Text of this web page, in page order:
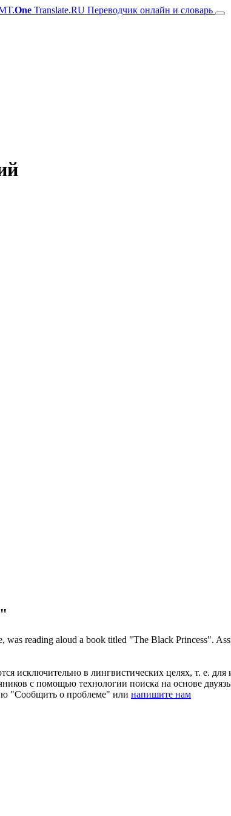
One Translate.RU Переводчик онлайн и словарь
was reading aloud a book titled "The Black Princess".
исключительно в лингвистических целях, т. е.
с помощью технологии поиска на основе
"Сообщить о проблеме" или напишите нам